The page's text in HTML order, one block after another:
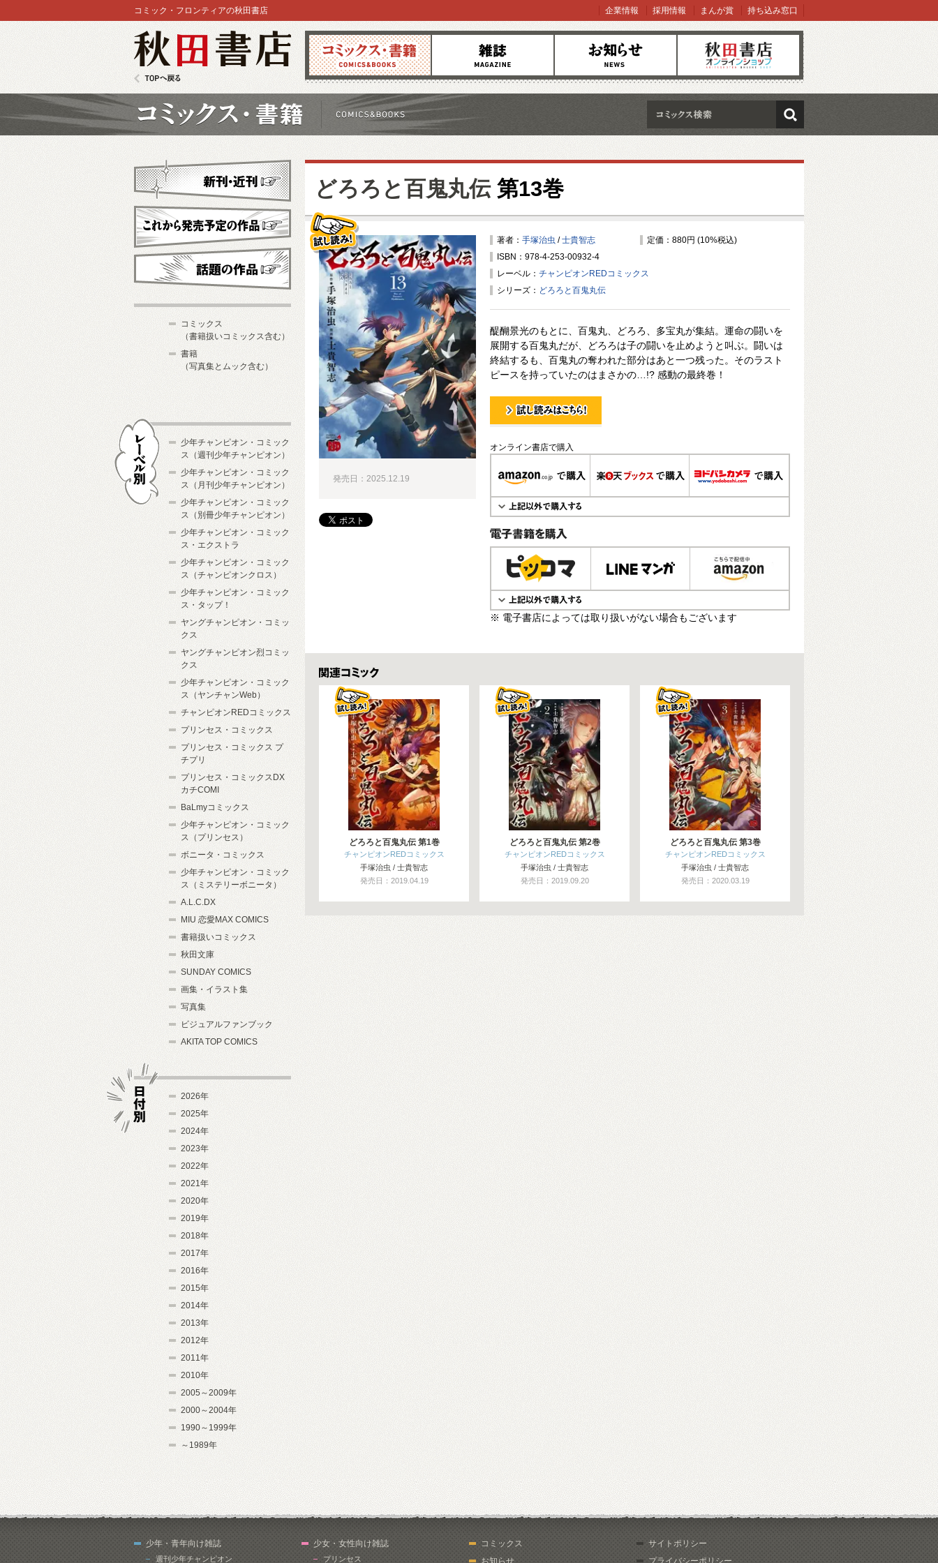
コミックス 雑誌 お知らせ オンラインショップ
コミック・フロンティアの秋田書店 企業情報 採用情報 まんが賞 持ち込み窓口
検索
どろろと百鬼丸伝第13巻
著者： 手塚治虫 /士貴智志
定価：880円 (10%税込)
ISBN：978-4-253-00932-4
レーベル： チャンピオンREDコミックス
シリーズ： どろろと百鬼丸伝
醍醐景光のもとに、百鬼丸、どろろ、多宝丸が集結。運命の闘いを
展開する百鬼丸だが、どろろは子の闘いを止めようと叫ぶ。闘いは
終結するも、百鬼丸の奪われた部分はあと一つ残った。そのラスト
ピースを持っていたのはまさかの…!? 感動の最終巻！
試し読み！
オンライン書店で購入
電子書籍で購入
※ 電子書店によっては取り扱いがない場合もございます
発売日：2025.12.19
関連コミックス
どろろと百鬼丸伝 第1巻
チャンピオンREDコミックス
手塚治虫 / 士貴智志
発売日：2019.04.19
どろろと百鬼丸伝 第2巻
チャンピオンREDコミックス
手塚治虫 / 士貴智志
発売日：2019.09.20
どろろと百鬼丸伝 第3巻
チャンピオンREDコミックス
手塚治虫 / 士貴智志
発売日：2020.03.19
新刊・近刊
これから発売予定
コミックス
（書籍扱いコミックス含む）
書籍
（写真集とムック含む）
少年チャンピオン・コミック
ス（週刊少年チャンピオン）
少年チャンピオン・コミック
ス（月刊少年チャンピオン）
少年チャンピオン・コミック
ス（別冊少年チャンピオン）
少年チャンピオン・コミック
ス・エクストラ
少年チャンピオン・コミック
ス（チャンピオンクロス）
少年チャンピオン・コミック
ス・タップ！
ヤングチャンピオン・コミッ
クス
ヤングチャンピオン烈コミッ
クス
少年チャンピオン・コミック
ス（ヤンチャンWeb）
チャンピオンREDコミックス
プリンセス・コミックス
プリンセス・コミックス プ
チプリ
プリンセス・コミックスDX
カチCOMI
BaLmyコミックス
少年チャンピオン・コミック
ス（プリンセス）
ボニータ・コミックス
少年チャンピオン・コミック
ス（ミステリーボニータ）
A.L.C.DX
MIU 恋愛MAX COMICS
書籍扱いコミックス
秋田文庫
SUNDAY COMICS
画集・イラスト集
写真集
ビジュアルファンブック
AKITA TOP COMICS
2026年
2025年
2024年
2023年
2022年
2021年
2020年
2019年
2018年
2017年
2016年
2015年
2014年
2013年
2012年
2011年
2010年
2005～2009年
2000～2004年
1990～1999年
～1989年
少年・青年向け雑誌
週刊少年チャンピオン
少女・女性向け雑誌
プリンセス
コミックス
お知らせ
サイトポリシー
プライバシーポリシー